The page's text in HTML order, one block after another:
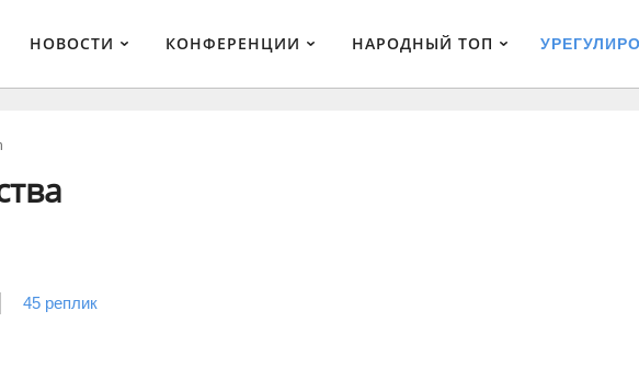
НОВОСТИ КОНФЕРЕНЦИИ НАРОДНЫЙ ТОП
45 реплик